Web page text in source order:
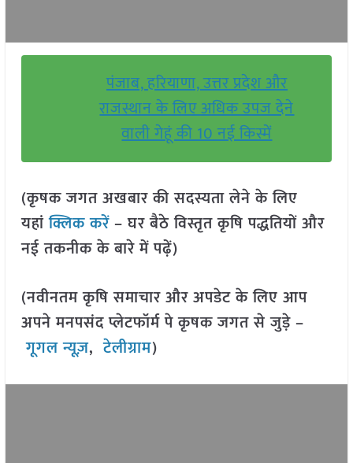
पंजाब, हरियाणा, उत्तर प्रदेश और
राजस्थान के लिए अधिक उपज देने
वाली गेहूं की 10 नई किस्में
(कृषक जगत अखबार की सदस्यता लेने के लिए
यहांक्लिक करें– घर बैठे विस्तृत कृषि पद्धतियों और
नई तकनीक के बारे में पढ़ें)
(नवीनतम कृषि समाचार और अपडेट के लिए आप
अपने मनपसंद प्लेटफॉर्म पे कृषक जगत से जुड़े –
गूगल न्यूज़,टेलीग्राम)